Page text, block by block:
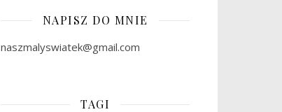
NAPISZ DO MNIE
naszmalyswiatek@gmail.com
TAGI